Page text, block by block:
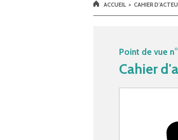
VOUS ÊTES ICI
ACCUEIL > CAHIER
Point de vue
Cahier